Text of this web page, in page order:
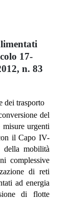
17-
n. 83
dei trasporto
del
urgenti
il Capo IV-
mobilità
complessive
di reti
ad energia
di flotte